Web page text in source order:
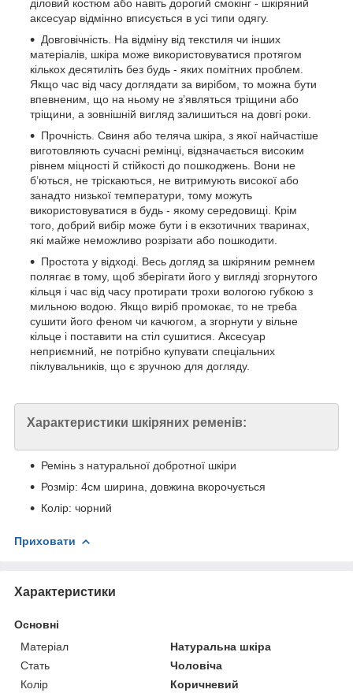
діловий костюм або навіть дорогий смокінг - шкіряний
аксесуар відмінно вписується в усі типи одягу.
Довговічність. На відміну від текстиля чи інших
матеріалів, шкіра може використовуватися протягом
кількох десятиліть без будь - яких помітних проблем.
Якщо час від часу доглядати за вирібом, то можна бути
впевненим, що на ньому не з’являться тріщини або
тріщини, а зовнішній вигляд залишиться на довгі роки.
Прочність. Свиня або теляча шкіра, з якої найчастіше
виготовляють сучасні ремінці, відзначається високим
рівнем міцності й стійкості до пошкоджень. Вони не
б’ються, не тріскаються, не витримують високої або
занадто низької температури, тому можуть
використовуватися в будь - якому середовищі. Крім
того, добрий вибір може бути і в екзотичних тваринах,
які майже неможливо розрізати або пошкодити.
Простота у відході. Весь догляд за шкіряним ремнем
полягає в тому, щоб зберігати його у вигляді згорнутого
кільця і час від часу протирати трохи вологою губкою з
мильною водою. Якщо виріб промокає, то не треба
сушити його феном чи качюгом, а згорнути у вільне
кільце і поставити на стіл сушитися. Аксесуар
неприємний, не потрібно купувати спеціальних
піклувальників, що є зручною для догляду.
Характеристики шкіряних ременів:
Ремінь з натуральної добротної шкіри
Розмір: 4см ширина, довжина вкорочується
Колір: чорний
Приховати
Характеристики
Основні
Матеріал
Натуральна шкіра
Стать
Чоловіча
Колір
Коричневий